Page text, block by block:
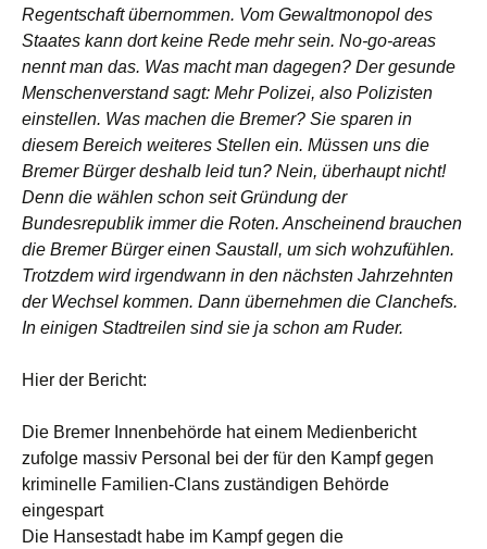
Regentschaft übernommen. Vom Gewaltmonopol des
Staates kann dort keine Rede mehr sein. No-go-areas
nennt man das. Was macht man dagegen? Der gesunde
Menschenverstand sagt: Mehr Polizei, also Polizisten
einstellen. Was machen die Bremer? Sie sparen in
diesem Bereich weiteres Stellen ein. Müssen uns die
Bremer Bürger deshalb leid tun? Nein, überhaupt nicht!
Denn die wählen schon seit Gründung der
Bundesrepublik immer die Roten. Anscheinend brauchen
die Bremer Bürger einen Saustall, um sich wohzufühlen.
Trotzdem wird irgendwann in den nächsten Jahrzehnten
der Wechsel kommen. Dann übernehmen die Clanchefs.
In einigen Stadtreilen sind sie ja schon am Ruder.
Hier der Bericht:
Die Bremer Innenbehörde hat einem Medienbericht
zufolge massiv Personal bei der für den Kampf gegen
kriminelle Familien-Clans zuständigen Behörde
eingespart
Die Hansestadt habe im Kampf gegen die